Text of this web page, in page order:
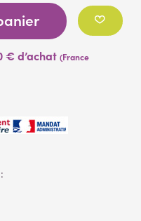
€ d’achat (France